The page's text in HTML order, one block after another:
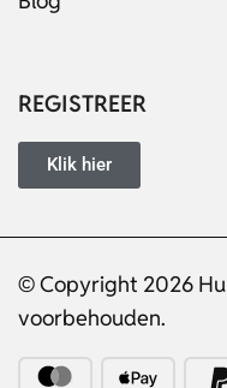
REGISTREER
Klik hier
© Copyright 2026
voorbehouden.